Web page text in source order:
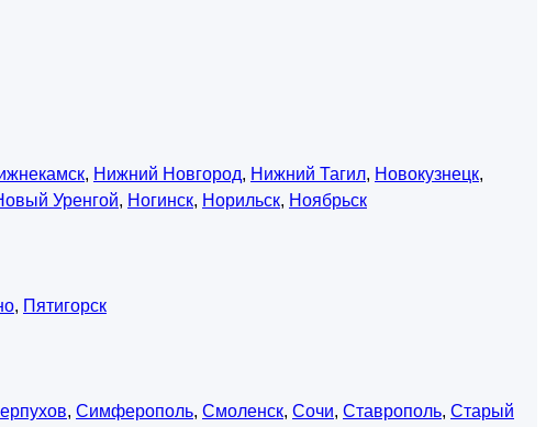
, Нижний Новгород, Нижний Тагил, Новокузнецк,
Уренгой, Ногинск, Норильск, Ноябрьск
, Пятигорск
, Симферополь, Смоленск, Сочи, Ставрополь, Старый